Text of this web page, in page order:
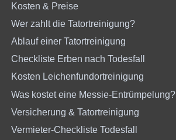
Kosten & Preise
Wer zahlt die Tatortreinigung?
Ablauf einer Tatortreinigung
Checkliste Erben nach Todesfall
Kosten Leichenfundortreinigung
Was kostet eine Messie-Entrümpelung?
Versicherung & Tatortreinigung
Vermieter-Checkliste Todesfall